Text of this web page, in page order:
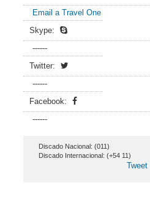
Email a Travel One
Skype:
------
Twitter:
------
Facebook:
------
Discado Nacional: (011)
Discado Internacional: (+54 11)
Tweet